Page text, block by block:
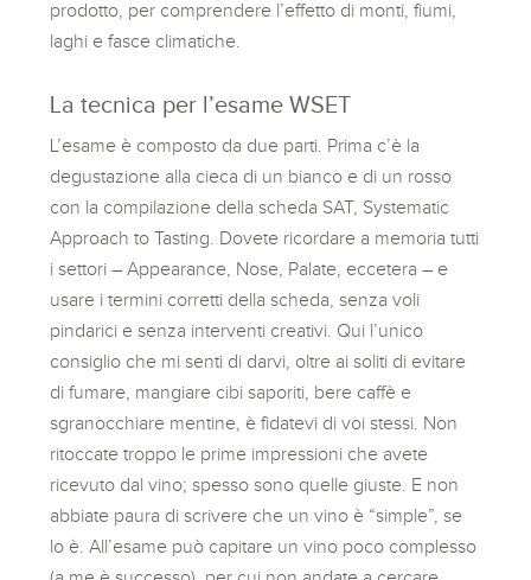
prodotto, per comprendere l’effetto di monti, fiumi,
laghi e fasce climatiche.
La tecnica per l’esame WSET
L’esame è composto da due parti. Prima c’è la
degustazione alla cieca di un bianco e di un rosso
con la compilazione della scheda SAT, Systematic
Approach to Tasting. Dovete ricordare a memoria tutti
i settori – Appearance, Nose, Palate, eccetera – e
usare i termini corretti della scheda, senza voli
pindarici e senza interventi creativi. Qui l’unico
consiglio che mi senti di darvi, oltre ai soliti di evitare
di fumare, mangiare cibi saporiti, bere caffè e
sgranocchiare mentine, è fidatevi di voi stessi. Non
ritoccate troppo le prime impressioni che avete
ricevuto dal vino; spesso sono quelle giuste. E non
abbiate paura di scrivere che un vino è “simple”, se
lo è. All’esame può capitare un vino poco complesso